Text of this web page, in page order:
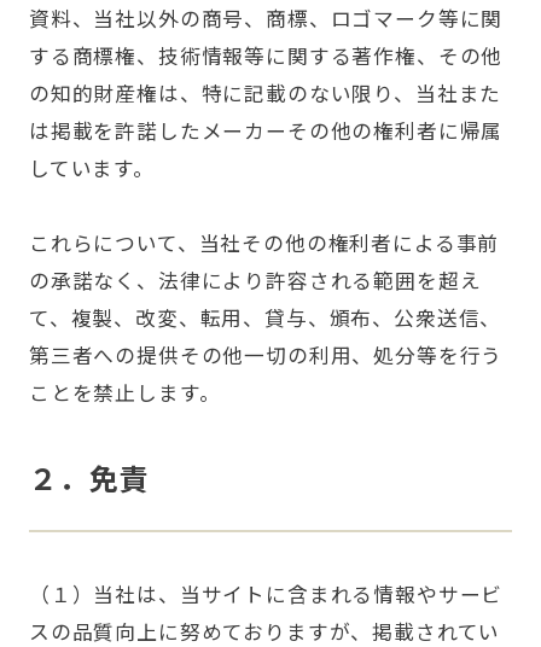
資料、当社以外の商号、商標、ロゴマーク等に関
する商標権、技術情報等に関する著作権、その他
の知的財産権は、特に記載のない限り、当社また
は掲載を許諾したメーカーその他の権利者に帰属
しています。
これらについて、当社その他の権利者による事前
の承諾なく、法律により許容される範囲を超え
て、複製、改変、転用、貸与、頒布、公衆送信、
第三者への提供その他一切の利用、処分等を行う
ことを禁止します。
２．免責
（１）当社は、当サイトに含まれる情報やサービ
スの品質向上に努めておりますが、掲載されてい